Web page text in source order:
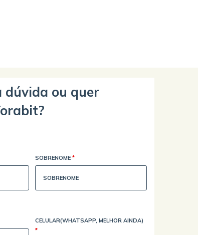
dúvida ou quer
SOBRENOME*
CELULAR(WHATSAPP, MELHOR AINDA)
*